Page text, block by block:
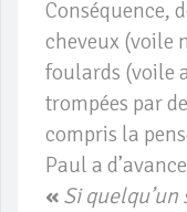
Conséquence,
cheveux (voile
foulards (voile
trompées par
compris la
Paul a
« Si